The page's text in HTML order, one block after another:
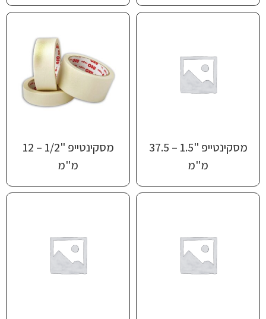
מסקינטייפ "1.5 – 37.5
מ"מ
מסקינטייפ "1/2 – 12
מ"מ